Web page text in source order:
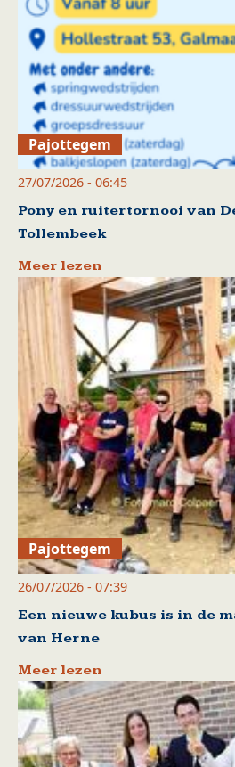
Pajottegem
27/07/2026 - 06:45
Pony en ruitertornooi van
Tollembeek
Meer lezen
Pajottegem
26/07/2026 - 07:39
Een nieuwe kubus is in de
van Herne
Meer lezen